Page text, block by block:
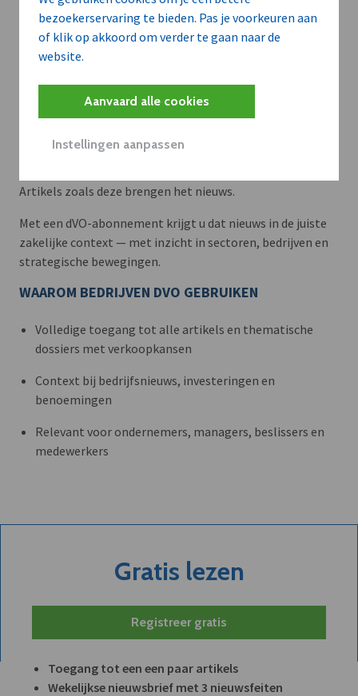
bezoekerservaring te bieden. Pas je voorkeuren aan
of klik op akkoord om verder te gaan naar de
website.
Aanvaard alle cookies
Instellingen aanpassen
Meer context. Dieper begrip.
Artikels zoals deze brengen het nieuws.
Met een dVO-abonnement krijgt u dat nieuws in de juiste
zakelijke context — met inzicht in sectoren, bedrijven en
strategische bewegingen.
WAAROM BEDRIJVEN DVO GEBRUIKEN
Volledige toegang tot alle artikels en thematische
dossiers met verkoopkansen
Context bij bedrijfsnieuws, investeringen en
benoemingen
Relevant voor ondernemers, managers, beslissers en
medewerkers
Gratis lezen
Registreer gratis
Toegang tot een een paar artikels
Wekelijkse nieuwsbrief met 3 nieuwsfeiten